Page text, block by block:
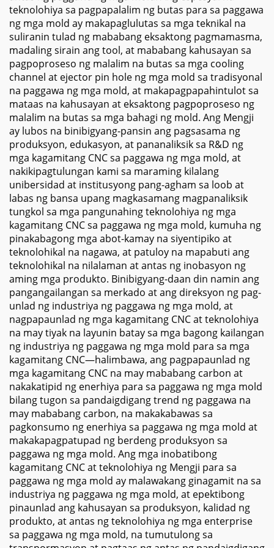
teknolohiya sa pagpapalalim ng butas para sa paggawa
ng mga mold ay makapaglulutas sa mga teknikal na
suliranin tulad ng mababang eksaktong pagmamasma,
madaling sirain ang tool, at mababang kahusayan sa
pagpoproseso ng malalim na butas sa mga cooling
channel at ejector pin hole ng mga mold sa tradisyonal
na paggawa ng mga mold, at makapagpapahintulot sa
mataas na kahusayan at eksaktong pagpoproseso ng
malalim na butas sa mga bahagi ng mold. Ang Mengji
ay lubos na binibigyang-pansin ang pagsasama ng
produksyon, edukasyon, at pananaliksik sa R&D ng
mga kagamitang CNC sa paggawa ng mga mold, at
nakikipagtulungan kami sa maraming kilalang
unibersidad at institusyong pang-agham sa loob at
labas ng bansa upang magkasamang magpanaliksik
tungkol sa mga pangunahing teknolohiya ng mga
kagamitang CNC sa paggawa ng mga mold, kumuha ng
pinakabagong mga abot-kamay na siyentipiko at
teknolohikal na nagawa, at patuloy na mapabuti ang
teknolohikal na nilalaman at antas ng inobasyon ng
aming mga produkto. Binibigyang-daan din namin ang
pangangailangan sa merkado at ang direksyon ng pag-
unlad ng industriya ng paggawa ng mga mold, at
nagpapaunlad ng mga kagamitang CNC at teknolohiya
na may tiyak na layunin batay sa mga bagong kailangan
ng industriya ng paggawa ng mga mold para sa mga
kagamitang CNC—halimbawa, ang pagpapaunlad ng
mga kagamitang CNC na may mababang carbon at
nakakatipid ng enerhiya para sa paggawa ng mga mold
bilang tugon sa pandaigdigang trend ng paggawa na
may mababang carbon, na makakabawas sa
pagkonsumo ng enerhiya sa paggawa ng mga mold at
makakapagpatupad ng berdeng produksyon sa
paggawa ng mga mold. Ang mga inobatibong
kagamitang CNC at teknolohiya ng Mengji para sa
paggawa ng mga mold ay malawakang ginagamit na sa
industriya ng paggawa ng mga mold, at epektibong
pinaunlad ang kahusayan sa produksyon, kalidad ng
produkto, at antas ng teknolohiya ng mga enterprise
sa paggawa ng mga mold, na tumutulong sa